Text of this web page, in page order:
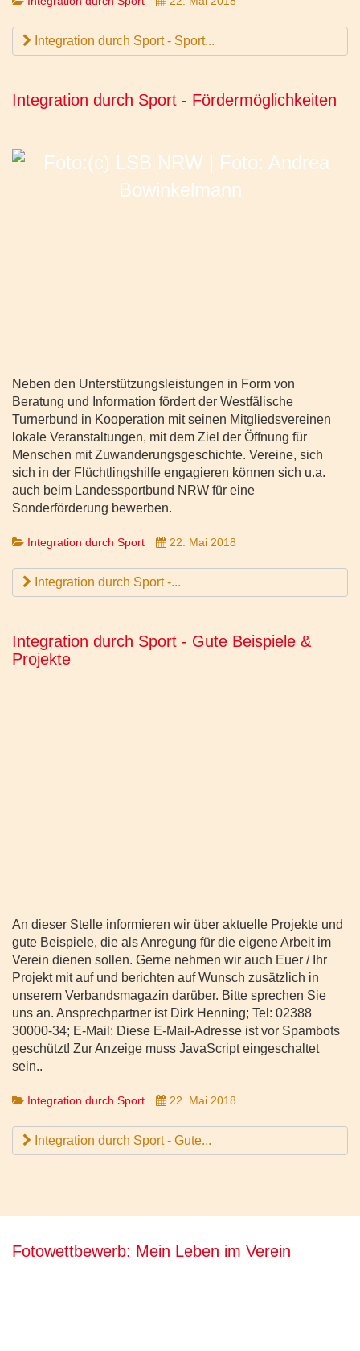
Integration durch Sport - Sport...
Integration durch Sport - Fördermöglichkeiten
Neben den Unterstützungsleistungen in Form von
Beratung und Information fördert der Westfälische
Turnerbund in Kooperation mit seinen Mitgliedsvereinen
lokale Veranstaltungen, mit dem Ziel der Öffnung für
Menschen mit Zuwanderungsgeschichte. Vereine, sich
sich in der Flüchtlingshilfe engagieren können sich u.a.
auch beim Landessportbund NRW für eine
Sonderförderung bewerben.
Integration durch Sport 22. Mai 2018
Integration durch Sport -...
Integration durch Sport - Gute Beispiele &
Projekte
An dieser Stelle informieren wir über aktuelle Projekte und
gute Beispiele, die als Anregung für die eigene Arbeit im
Verein dienen sollen. Gerne nehmen wir auch Euer / Ihr
Projekt mit auf und berichten auf Wunsch zusätzlich in
unserem Verbandsmagazin darüber. Bitte sprechen Sie
uns an. Ansprechpartner ist Dirk Henning; Tel: 02388
30000-34; E-Mail: Diese E-Mail-Adresse ist vor Spambots
geschützt! Zur Anzeige muss JavaScript eingeschaltet
sein..
Integration durch Sport 22. Mai 2018
Integration durch Sport - Gute...
Fotowettbewerb: Mein Leben im Verein